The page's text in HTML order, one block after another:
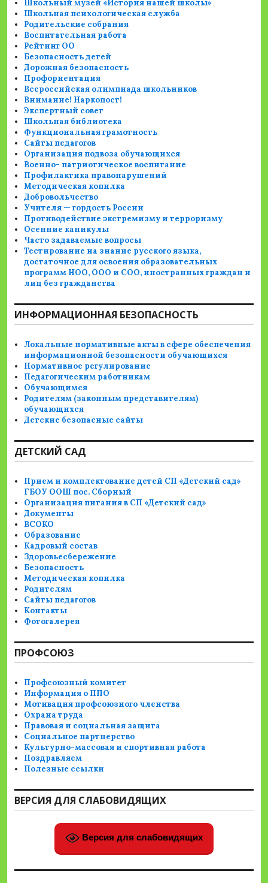
Школьный музей «История нашей школы»
Школьная психологическая служба
Родительские собрания
Воспитательная работа
Рейтинг ОО
Безопасность детей
Дорожная безопасность
Профориентация
Всероссийская олимпиада школьников
Внимание! Наркопост!
Экспертный совет
Школьная библиотека
Функциональная грамотность
Сайты педагогов
Организация подвоза обучающихся
Военно- патриотическое воспитание
Профилактика правонарушений
Методическая копилка
Добровольчество
Учителя — гордость России
Противодействие экстремизму и терроризму
Осенние каникулы
Часто задаваемые вопросы
Тестирование на знание русского языка,
достаточное для освоения образовательных
программ НОО, ООО и СОО, иностранных граждан и
лиц без гражданства
ИНФОРМАЦИОННАЯ БЕЗОПАСНОСТЬ
Локальные нормативные акты в сфере обеспечения
информационной безопасности обучающихся
Нормативное регулирование
Педагогическим работникам
Обучающимся
Родителям (законным представителям)
обучающихся
Детские безопасные сайты
ДЕТСКИЙ САД
Прием и комплектование детей СП «Детский сад»
ГБОУ ООШ пос. Сборный
Организация питания в СП «Детский сад»
Документы
ВСОКО
Образование
Кадровый состав
Здоровьесбережение
Безопасность
Методическая копилка
Родителям
Сайты педагогов
Контакты
Фотогалерея
ПРОФСОЮЗ
Профсоюзный комитет
Информация о ППО
Мотивация профсоюзного членства
Охрана труда
Правовая и социальная защита
Социальное партнерство
Культурно-массовая и спортивная работа
Поздравляем
Полезные ссылки
ВЕРСИЯ ДЛЯ СЛАБОВИДЯЩИХ
Версия для слабовидящих